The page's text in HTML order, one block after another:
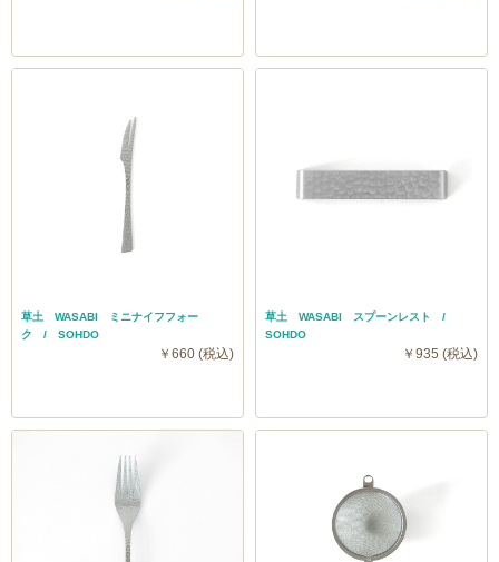
草土 WASABI ミニナイフフォー
ク / SOHDO
￥660 (税込)
草土 WASABI スプーンレスト /
SOHDO
￥935 (税込)